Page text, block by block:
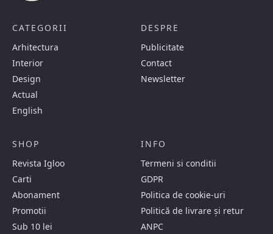
CATEGORII
Arhitectura
Interior
Design
Actual
English
DESPRE
Publicitate
Contact
Newsletter
SHOP
Revista Igloo
Carti
Abonament
Promotii
Sub 10 lei
INFO
Termeni si conditii
GDPR
Politica de cookie-uri
Politică de livrare și retur
ANPC